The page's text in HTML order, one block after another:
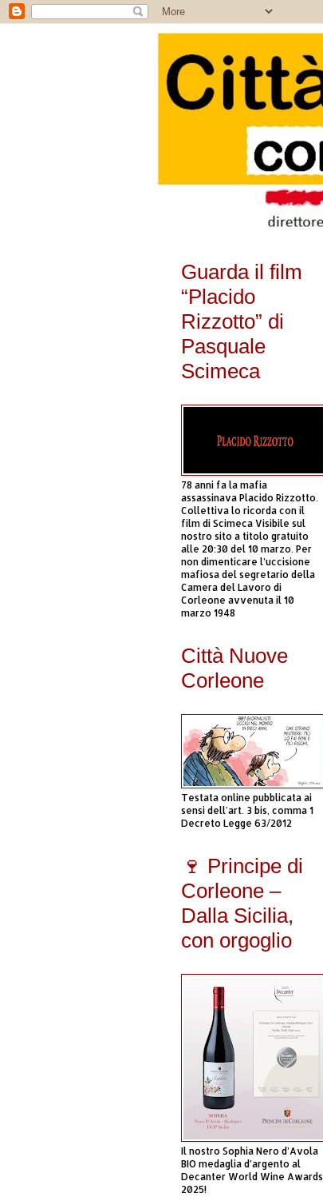
Guarda il film
“Placido
Rizzotto” di
Pasquale
Scimeca
78 anni fa la mafia
assassinava Placido Rizzotto.
Collettiva lo ricorda con il
film di Scimeca Visibile sul
nostro sito a titolo gratuito
alle 20:30 del 10 marzo. Per
non dimenticare l’uccisione
mafiosa del segretario della
Camera del Lavoro di
Corleone avvenuta il 10
marzo 1948
Città Nuove
Corleone
Testata online pubblicata ai
sensi dell'art. 3 bis, comma 1
Decreto Legge 63/2012
🍷 Principe di
Corleone –
Dalla Sicilia,
con orgoglio
Il nostro Sophia Nero d’Avola
BIO medaglia d’argento al
Decanter World Wine Awards
2025!